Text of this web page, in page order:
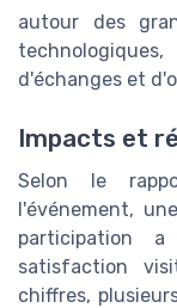
autour des
d'échanges et
Impacts et
Selon le
l'événement,
participation
satisfaction
chiffres,